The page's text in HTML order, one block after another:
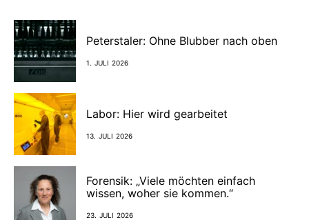
Peterstaler: Ohne Blubber nach oben
1. JULI 2026
Labor: Hier wird gearbeitet
13. JULI 2026
Forensik: „Viele möchten einfach
wissen, woher sie kommen.“
23. JULI 2026